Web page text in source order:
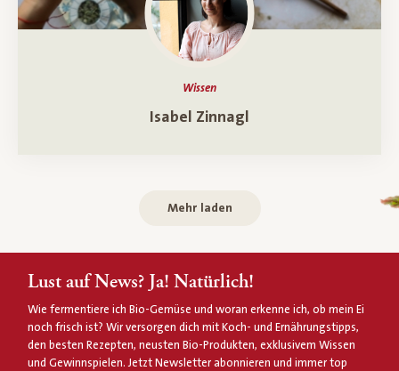
Wissen
Ein Porträt überIsabel Zinnagl
Mehr laden
Lust auf News? Ja! Natürlich!
Wie fermentiere ich Bio-Gemüse und woran erkenne ich, ob mein Ei
noch frisch ist? Wir versorgen dich mit Koch- und Ernährungstipps,
den besten Rezepten, neusten Bio-Produkten, exklusivem Wissen
und Gewinnspielen. Jetzt Newsletter abonnieren und immer top